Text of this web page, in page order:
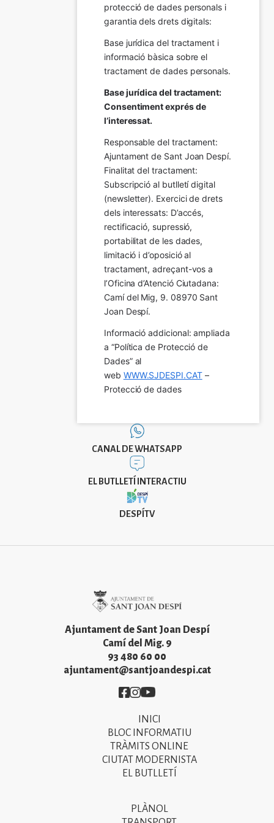
protecció de dades personals i
garantia dels drets digitals:
Base jurídica del tractament i
informació bàsica sobre el
tractament de dades personals.
Base jurídica del tractament:
Consentiment exprés de
l’interessat.
Responsable del tractament:
Ajuntament de Sant Joan Despí.
Finalitat del tractament:
Subscripció al butlletí digital
(newsletter). Exercici de drets
dels interessats: D’accés,
rectificació, supressió,
portabilitat de les dades,
limitació i d’oposició al
tractament, adreçant-vos a
l’Oficina d’Atenció Ciutadana:
Camí del Mig, 9. 08970 Sant
Joan Despí.
Informació addicional: ampliada
a “Política de Protecció de
Dades” al
web WWW.SJDESPI.CAT –
Protecció de dades
CANAL DE WHATSAPP
EL BUTLLETÍ INTERACTIU
DESPÍTV
Ajuntament de Sant Joan Despí
Camí del Mig. 9
93 480 60 00
ajuntament@santjoandespi.cat
Imatge
Imatge
Imatge
INICI
BLOC INFORMATIU
TRÀMITS ONLINE
CIUTAT MODERNISTA
EL BUTLLETÍ
PLÀNOL